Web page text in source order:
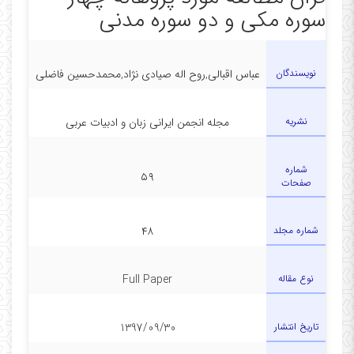
در دفتر
سوره مکی و دو سوره مدنی
نویسندگان عباس اقبالی,روح اله صیادی نژاد,محمدحسین فاضلی
نشریه مجله انجمن ایرانی زبان و ادبیات عربی
شماره
صفحات
۵۹
شماره مجلد ۴۸
نوع مقاله Full Paper
تاریخ انتشار 1397/09/30